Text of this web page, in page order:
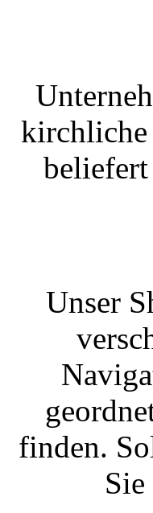
kirchliche
Unser
finden.